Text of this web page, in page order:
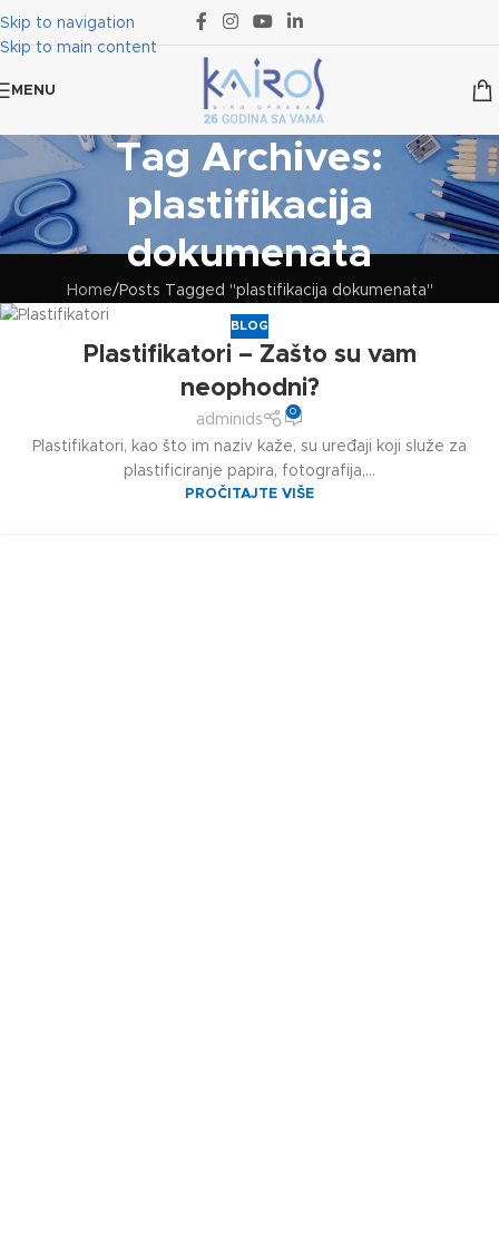
Skip to navigation
Skip to main content
MENU
Tag Archives:
plastifikacija
dokumenata
Home Posts Tagged "plastifikacija dokumenata"
BLOG
Plastifikatori – Zašto su vam
neophodni?
adminids
0
Plastifikatori, kao što im naziv kaže, su uređaji koji služe za
plastificiranje papira, fotografija,...
PROČITAJTE VIŠE